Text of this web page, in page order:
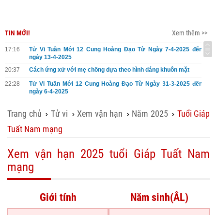
TIN MỚI! Xem thêm >>
17:16
Tử Vi Tuần Mới 12 Cung Hoàng Đạo Từ Ngày 7-4-2025 đến
ngày 13-4-2025
20:37
Cách ứng xử với mẹ chồng dựa theo hình dáng khuôn mặt
22:28
Tử Vi Tuần Mới 12 Cung Hoàng Đạo Từ Ngày 31-3-2025 đến
ngày 6-4-2025
Trang chủ › Tử vi › Xem vận hạn › Năm 2025 › Tuổi Giáp
Tuất Nam mạng
Xem vận hạn 2025 tuổi Giáp Tuất Nam
mạng
Giới tính Năm sinh(ÂL)